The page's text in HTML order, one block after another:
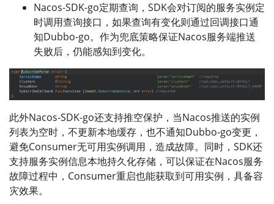
Nacos-SDK-go定期查询，SDK会对订阅的服务实例定
时调用查询接口，如果查询有变化则通过回调接口通
知Dubbo-go。作为兜底策略保证Nacos服务端推送
失败后，仍能感知到变化。
此外Nacos-SDK-go还支持推空保护，当Nacos推送的实例
列表为空时，不更新本地缓存，也不通知Dubbo-go变更，
避免Consumer无可用实例调用，造成故障。同时，SDK还
支持服务实例信息本地持久化存储，可以保证在Nacos服务
故障过程中，Consumer重启也能获取到可用实例，具备容
灾效果。